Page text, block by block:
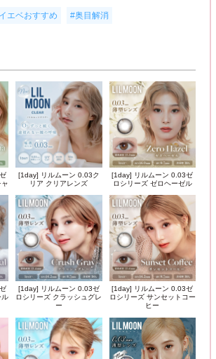
エベおすすめ #奥目解消
[1day] リルムーン 0.03ク
リア クリアレンズ
[1day] リルムーン 0.03ゼ
ロシリーズ ゼロヘーゼル
ル
[1day] リルムーン 0.03ゼ
ロシリーズ クラッシュグレ
ー
[1day] リルムーン 0.03ゼ
ロシリーズ サンセットコー
ヒー